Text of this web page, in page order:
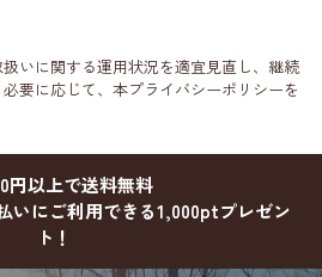
いに関する運用状況を適宜見直し、継続
要に応じて、本プライバシーポリシーを
円以上で送料無料
いにご利用できる1,000ptプレゼン
ト！